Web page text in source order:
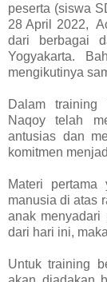
peserta (siswa
28 April 2022,
dari berbagai
Yogyakarta.
mengikutinya
Dalam training
Naqoy telah
antusias dan
komitmen
Materi pertama
manusia di atas
anak menyadari
dari hari ini,
Untuk training